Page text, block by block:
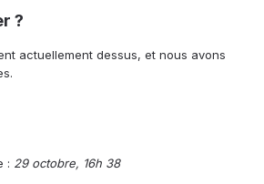
?
actuellement dessus, et nous avons
: 29 octobre, 16h 38